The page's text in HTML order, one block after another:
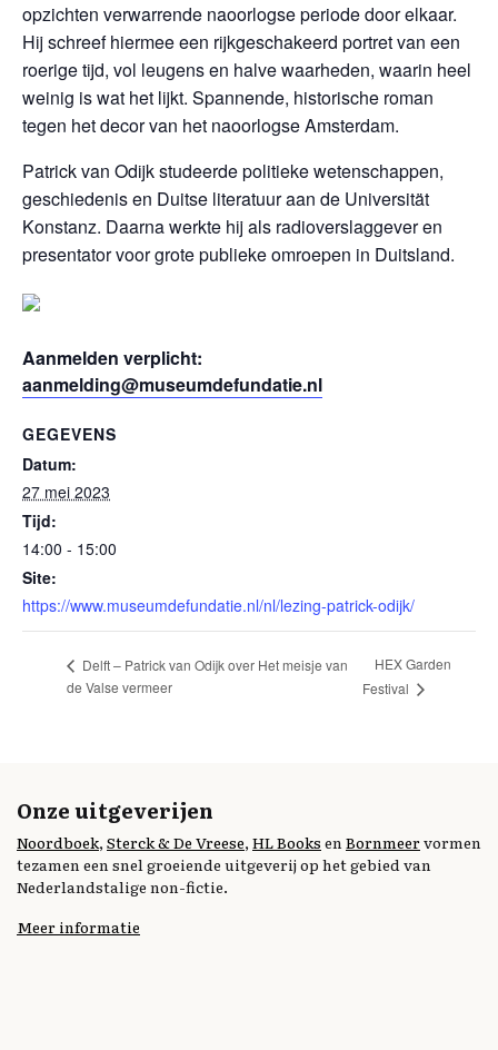
opzichten verwarrende naoorlogse periode door elkaar.
Hij schreef hiermee een rijkgeschakeerd portret van een
roerige tijd, vol leugens en halve waarheden, waarin heel
weinig is wat het lijkt. Spannende, historische roman
tegen het decor van het naoorlogse Amsterdam.
Patrick van Odijk studeerde politieke wetenschappen,
geschiedenis en Duitse literatuur aan de Universität
Konstanz. Daarna werkte hij als radioverslaggever en
presentator voor grote publieke omroepen in Duitsland.
Aanmelden verplicht:
aanmelding@museumdefundatie.nl
GEGEVENS
Datum:
27 mei 2023
Tijd:
14:00 - 15:00
Site:
https://www.museumdefundatie.nl/nl/lezing-patrick-odijk/
Delft – Patrick van Odijk over Het meisje van
de Valse vermeer
HEX Garden
Festival
Onze uitgeverijen
Noordboek, Sterck & De Vreese, HL Books enBornmeervormen
tezamen een snel groeiende uitgeverij op het gebied van
Nederlandstalige non-fictie.
Meer informatie